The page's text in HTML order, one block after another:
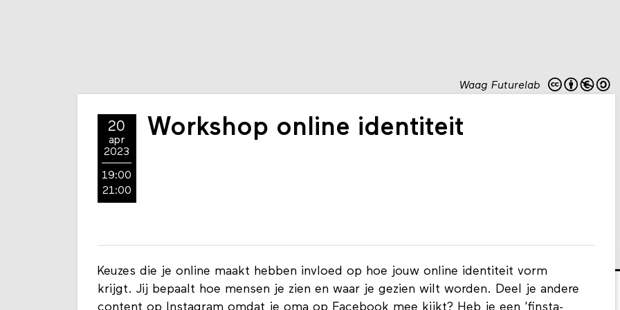
Waag Futurelab
20
apr
2023
19:00
21:00
Workshop online identiteit
Keuzes die je online maakt hebben invloed op hoe jouw online identiteit vorm
krijgt. Jij bepaalt hoe mensen je zien en waar je gezien wilt worden. Deel je andere